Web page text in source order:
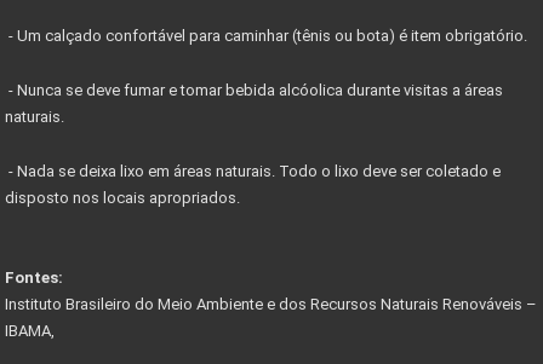
- Um calçado confortável para caminhar (tênis ou bota) é item obrigatório.
- Nunca se deve fumar e tomar bebida alcóolica durante visitas a áreas
naturais.
- Nada se deixa lixo em áreas naturais. Todo o lixo deve ser coletado e
disposto nos locais apropriados.
Fontes:
Instituto Brasileiro do Meio Ambiente e dos Recursos Naturais Renováveis –
IBAMA,